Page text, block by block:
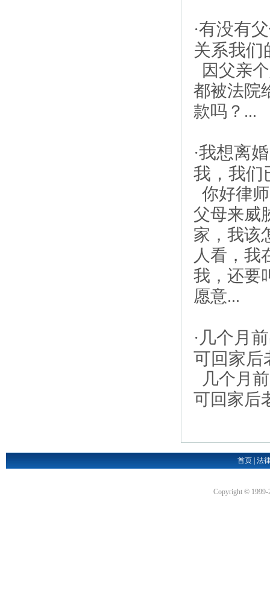
·有没有
关系我们
因父亲
都被法院
款吗？...
·我想离
我，我们
你好律
父母来威
家，我该
人看，我
我，还要
愿意...
· 几个月
可回家后
几个月
可回家后
首页 | 法
Copyright ©